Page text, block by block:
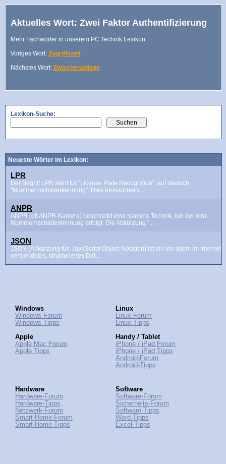
Aktuelles Wort: Zwei Faktor Authentifizierung
Mehr Fachwörter in unserem PC Technik Lexikon:
Voriges Wort: Zugriffszeit
Nächstes Wort: Zwischenablage
Lexikon-Suche:
Neueste Wörter im Lexikon:
LPR
Der Begriff LPR steht für "License Plate Recognition", auf deutsch
"Nummernschilderkennung". Dies bezeichnet s...
ANPR
ANPR (oft ANPR-Kamera) beschreibt eine Kamera-Technik, bei der eine
Nummernschilderkennung erfolgt. Die Abkürzung "...
JSON
JSON (Abkürzung für: JavaScript Object Notation) ist ein vor allem im Internet
verwendetes, strukturiertes Dat...
Windows
Windows-Forum
Windows-Tipps
Apple
Apple Mac Forum
Apple Tipps
Linux
Linux-Forum
Linux-Tipps
Handy / Tablet
iPhone / iPad Forum
iPhone / iPad Tipps
Android-Forum
Android-Tipps
Hardware
Hardware-Forum
Hardware-Tipps
Netzwerk-Forum
Smart-Home Forum
Smart-Home Tipps
Software
Software-Forum
Sicherheits-Forum
Software-Tipps
Word-Tipps
Excel-Tipps